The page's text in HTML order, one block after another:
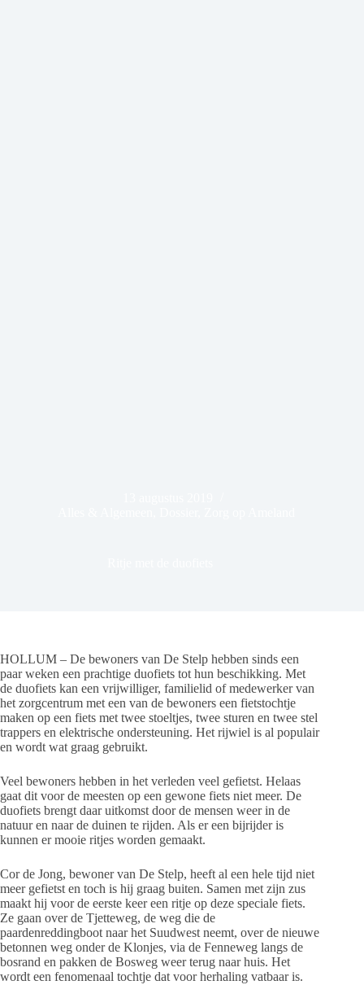
HOLLUM – De bewoners van De Stelp hebben sinds een
paar weken een prachtige duofiets tot hun beschikking. Met
de duofiets kan een vrijwilliger, familielid of medewerker van
het zorgcentrum met een van de bewoners een fietstochtje
maken op een fiets met twee stoeltjes, twee sturen en twee stel
trappers en elektrische ondersteuning. Het rijwiel is al populair
en wordt wat graag gebruikt.
Veel bewoners hebben in het verleden veel gefietst. Helaas
gaat dit voor de meesten op een gewone fiets niet meer. De
duofiets brengt daar uitkomst door de mensen weer in de
natuur en naar de duinen te rijden. Als er een bijrijder is
kunnen er mooie ritjes worden gemaakt.
Cor de Jong, bewoner van De Stelp, heeft al een hele tijd niet
meer gefietst en toch is hij graag buiten. Samen met zijn zus
maakt hij voor de eerste keer een ritje op deze speciale fiets.
Ze gaan over de Tjetteweg, de weg die de
paardenreddingboot naar het Suudwest neemt, over de nieuwe
betonnen weg onder de Klonjes, via de Fenneweg langs de
bosrand en pakken de Bosweg weer terug naar huis. Het
wordt een fenomenaal tochtje dat voor herhaling vatbaar is.